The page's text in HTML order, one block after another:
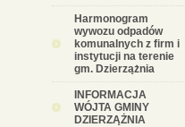
Harmonogram
wywozu odpadów
komunalnych z firm i
instytucji na terenie
gm. Dzierzążnia
INFORMACJA
WÓJTA GMINY
DZIERZĄŻNIA